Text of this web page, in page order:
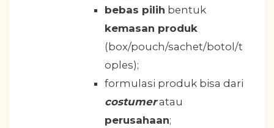
bebas pilih bentuk
kemasan produk
(box/pouch/sachet/botol/t
oples);
formulasi produk bisa dari
costumeratau
perusahaan;